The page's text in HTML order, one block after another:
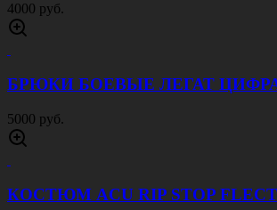
4000 руб.
БРЮКИ БОЕВЫЕ ЛЕГАТ
5000 руб.
КОСТЮМ ACU RIP STOP